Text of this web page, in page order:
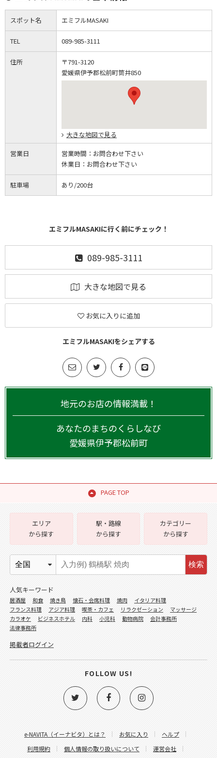
スポット名 エミフルMASAKI
TEL 089-985-3111
住所
〒791-3120
愛媛県伊予郡松前町筒井850
大きな地図で見る
営業日 営業時間： お問合わせ下さい
休業日： お問合わせ下さい
駐車場 あり/200台
エミフルMASAKIに行く前にチェック！
089-985-3111
大きな地図で見る
お気に入りに追加
エミフルMASAKIをシェアする
地元のお店の情報満載！
あなたのまちのくらしなび
愛媛県伊予郡松前町
PAGE TOP
e-NAVITA（イーナビタ）とは？ お気に入り
ヘルプ
利用規約
個人情報の取り扱いについて 運営会社
エリア
から探す
駅・路線
から探す
カテゴリー
から探す
検索
人気キーワード
居酒屋 和食 焼き鳥 懐石・会席料理 焼肉
イタリア料理
フランス料理
アジア料理 喫茶・カフェ リラクゼーション
マッサージ
カラオケ
ビジネスホテル 内科 小児科 動物病院
会計事務所
法律事務所
掲載者ログイン
FOLLOW US!